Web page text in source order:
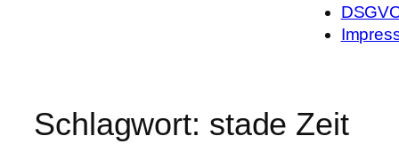
Schlagwort: stade Zeit